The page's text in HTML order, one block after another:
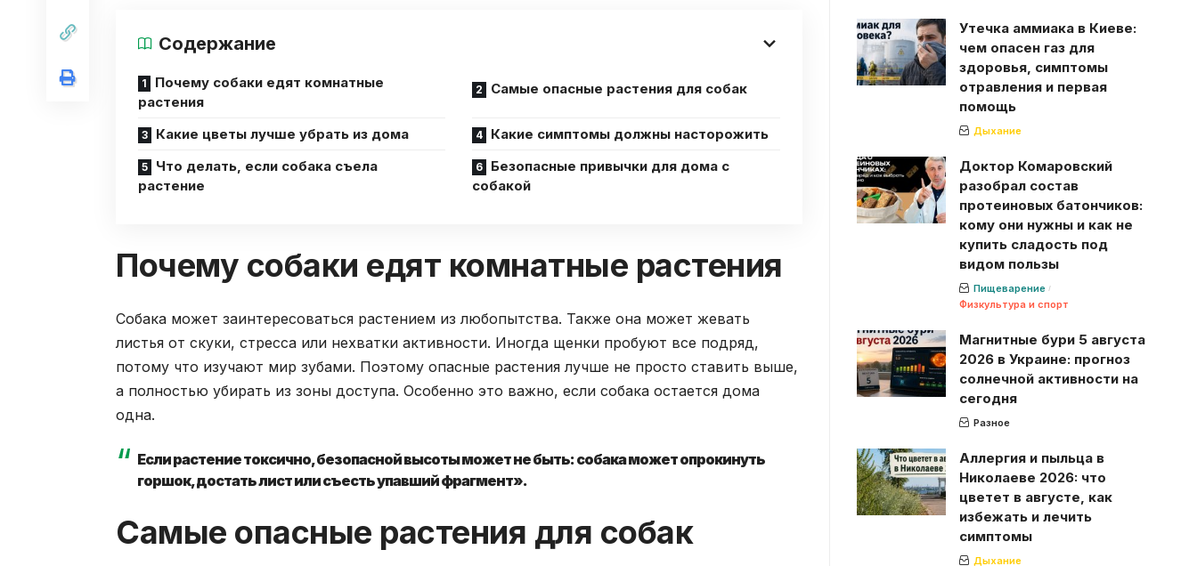
Содержание
Почему собаки едят комнатные
растения
Самые опасные растения для собак
Какие цветы лучше убрать из дома
Какие симптомы должны насторожить
Что делать, если собака съела
растение
Безопасные привычки для дома с
собакой
Почему собаки едят комнатные растения
Собака может заинтересоваться растением из любопытства. Также она может жевать
листья от скуки, стресса или нехватки активности. Иногда щенки пробуют все подряд,
потому что изучают мир зубами. Поэтому опасные растения лучше не просто ставить выше,
а полностью убирать из зоны доступа. Особенно это важно, если собака остается дома
одна.
Если растение токсично, безопасной высоты может не быть: собака может опрокинуть
горшок, достать лист или съесть упавший фрагмент».
Самые опасные растения для собак
Утечка аммиака в Киеве:
чем опасен газ для
здоровья, симптомы
отравления и первая
помощь
Дыхание
Доктор Комаровский
разобрал состав
протеиновых батончиков:
кому они нужны и как не
купить сладость под
видом пользы
Пищеварение
Физкультура и спорт
Магнитные бури 5 августа
2026 в Украине: прогноз
солнечной активности на
сегодня
Разное
Аллергия и пыльца в
Николаеве 2026: что
цветет в августе, как
избежать и лечить
симптомы
Дыхание